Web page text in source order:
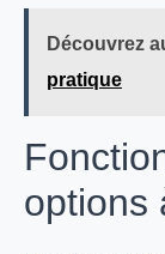
Découvrez
pratique
options